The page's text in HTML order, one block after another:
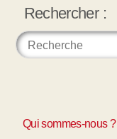
Rechercher :
Qui sommes-nous ?